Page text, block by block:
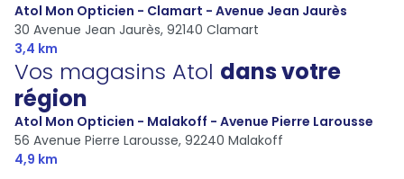
Atol Mon Opticien - Clamart - Avenue Jean Jaurès
30 Avenue Jean Jaurès, 92140 Clamart
3,4 km
Vos magasins Atol dans votre
région
Atol Mon Opticien - Malakoff - Avenue Pierre Larousse
56 Avenue Pierre Larousse, 92240 Malakoff
4,9 km